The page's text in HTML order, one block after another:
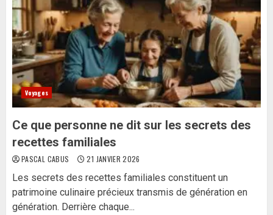
Voyages
Ce que personne ne dit sur les secrets des
recettes familiales
PASCAL CABUS 21 JANVIER 2026
Les secrets des recettes familiales constituent un
patrimoine culinaire précieux transmis de génération en
génération. Derrière chaque...